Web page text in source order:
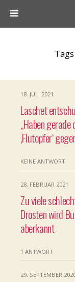
18. JULI 2021
Laschet
„Haben
‚Flutopfer‘
KEINE ANTWORT
28. FEBRUAR 2021
Zu viele
Drosten wird
aberkannt
1 ANTWORT
29. SEPTEMBER